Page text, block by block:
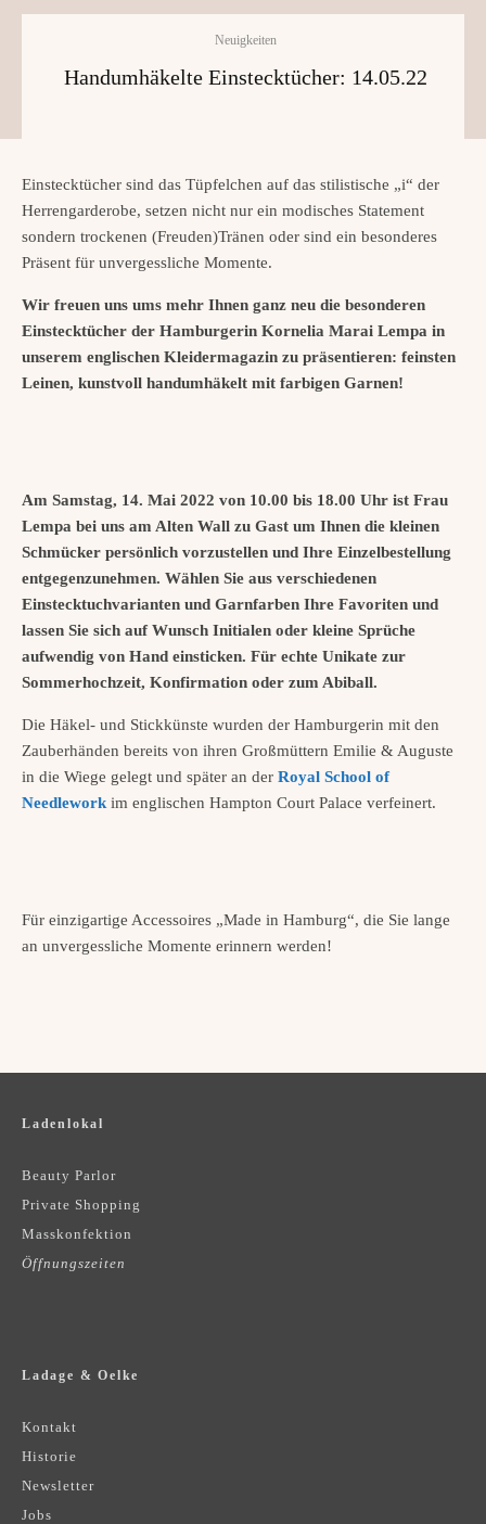
Neuigkeiten
Handumhäkelte Einstecktücher: 14.05.22
Einstecktücher sind das Tüpfelchen auf das stilistische „i“ der
Herrengarderobe, setzen nicht nur ein modisches Statement
sondern trockenen (Freuden)Tränen oder sind ein besonderes
Präsent für unvergessliche Momente.
Wir freuen uns ums mehr Ihnen ganz neu die besonderen
Einstecktücher der Hamburgerin Kornelia Marai Lempa in
unserem englischen Kleidermagazin zu präsentieren: feinsten
Leinen, kunstvoll handumhäkelt mit farbigen Garnen!
Am Samstag, 14. Mai 2022 von 10.00 bis 18.00 Uhr ist Frau
Lempa bei uns am Alten Wall zu Gast um Ihnen die kleinen
Schmücker persönlich vorzustellen und Ihre Einzelbestellung
entgegenzunehmen. Wählen Sie aus verschiedenen
Einstecktuchvarianten und Garnfarben Ihre Favoriten und
lassen Sie sich auf Wunsch Initialen oder kleine Sprüche
aufwendig von Hand einsticken. Für echte Unikate zur
Sommerhochzeit, Konfirmation oder zum Abiball.
Die Häkel- und Stickkünste wurden der Hamburgerin mit den
Zauberhänden bereits von ihren Großmüttern Emilie & Auguste
in die Wiege gelegt und später an der Royal School of
Needleworkim englischen Hampton Court Palace verfeinert.
Für einzigartige Accessoires „Made in Hamburg“, die Sie lange
an unvergessliche Momente erinnern werden!
Ladenlokal
Beauty Parlor
Private Shopping
Masskonfektion
Öffnungszeiten
Ladage & Oelke
Kontakt
Historie
Newsletter
Jobs